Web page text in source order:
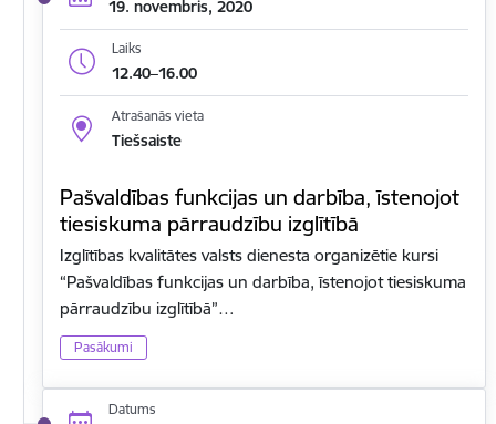
19. novembris, 2020
Laiks
12.40–16.00
Atrašanās vieta
Tiešsaiste
Pašvaldības funkcijas un darbība, īstenojot
tiesiskuma pārraudzību izglītībā
Izglītības kvalitātes valsts dienesta organizētie kursi
“Pašvaldības funkcijas un darbība, īstenojot tiesiskuma
pārraudzību izglītībā”…
Pasākumi
Datums